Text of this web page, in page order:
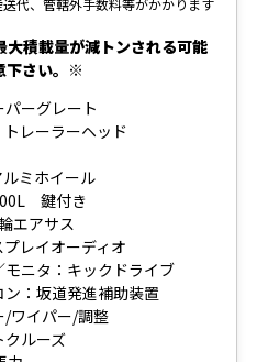
積載量が減トンされる可能
下さい。※
ーグレート
レーラーヘッド
ミホイール
鍵付き
エアサス
レイオーディオ
ニタ：キックドライブ
：坂道発進補助装置
/ワイパー/調整
ルーズ